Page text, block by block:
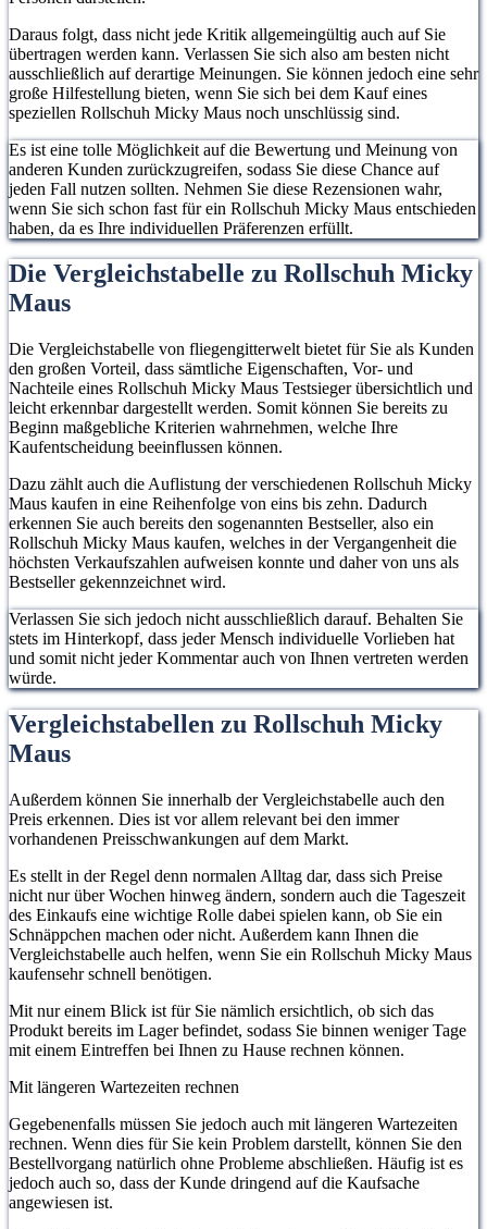
Daraus folgt, dass nicht jede Kritik allgemeingültig auch auf Sie
übertragen werden kann. Verlassen Sie sich also am besten nicht
ausschließlich auf derartige Meinungen. Sie können jedoch eine sehr
große Hilfestellung bieten, wenn Sie sich bei dem Kauf eines
speziellen Rollschuh Micky Maus noch unschlüssig sind.
Es ist eine tolle Möglichkeit auf die Bewertung und Meinung von
anderen Kunden zurückzugreifen, sodass Sie diese Chance auf
jeden Fall nutzen sollten. Nehmen Sie diese Rezensionen wahr,
wenn Sie sich schon fast für ein Rollschuh Micky Maus entschieden
haben, da es Ihre individuellen Präferenzen erfüllt.
Die Vergleichstabelle zu Rollschuh Micky
Maus
Die Vergleichstabelle von fliegengitterwelt bietet für Sie als Kunden
den großen Vorteil, dass sämtliche Eigenschaften, Vor- und
Nachteile eines Rollschuh Micky Maus Testsieger übersichtlich und
leicht erkennbar dargestellt werden. Somit können Sie bereits zu
Beginn maßgebliche Kriterien wahrnehmen, welche Ihre
Kaufentscheidung beeinflussen können.
Dazu zählt auch die Auflistung der verschiedenen Rollschuh Micky
Maus kaufen in eine Reihenfolge von eins bis zehn. Dadurch
erkennen Sie auch bereits den sogenannten Bestseller, also ein
Rollschuh Micky Maus kaufen, welches in der Vergangenheit die
höchsten Verkaufszahlen aufweisen konnte und daher von uns als
Bestseller gekennzeichnet wird.
Verlassen Sie sich jedoch nicht ausschließlich darauf. Behalten Sie
stets im Hinterkopf, dass jeder Mensch individuelle Vorlieben hat
und somit nicht jeder Kommentar auch von Ihnen vertreten werden
würde.
Vergleichstabellen zu Rollschuh Micky
Maus
Außerdem können Sie innerhalb der Vergleichstabelle auch den
Preis erkennen. Dies ist vor allem relevant bei den immer
vorhandenen Preisschwankungen auf dem Markt.
Es stellt in der Regel denn normalen Alltag dar, dass sich Preise
nicht nur über Wochen hinweg ändern, sondern auch die Tageszeit
des Einkaufs eine wichtige Rolle dabei spielen kann, ob Sie ein
Schnäppchen machen oder nicht. Außerdem kann Ihnen die
Vergleichstabelle auch helfen, wenn Sie ein Rollschuh Micky Maus
kaufensehr schnell benötigen.
Mit nur einem Blick ist für Sie nämlich ersichtlich, ob sich das
Produkt bereits im Lager befindet, sodass Sie binnen weniger Tage
mit einem Eintreffen bei Ihnen zu Hause rechnen können.
Mit längeren Wartezeiten rechnen
Gegebenenfalls müssen Sie jedoch auch mit längeren Wartezeiten
rechnen. Wenn dies für Sie kein Problem darstellt, können Sie den
Bestellvorgang natürlich ohne Probleme abschließen. Häufig ist es
jedoch auch so, dass der Kunde dringend auf die Kaufsache
angewiesen ist.